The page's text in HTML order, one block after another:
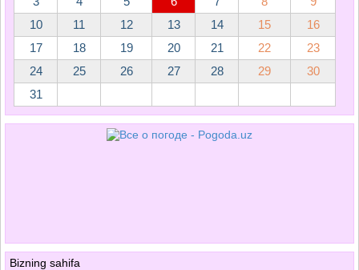
10
11 12 13 14 15
16
17
18 19 20 21 22
23
24
25 26 27 28 29
30
31
Bizning sahifa